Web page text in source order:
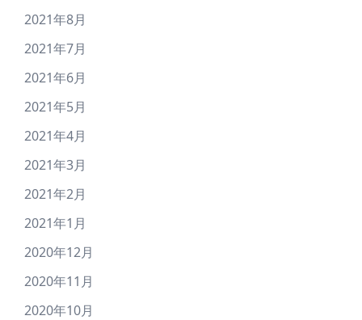
2021年8月
2021年7月
2021年6月
2021年5月
2021年4月
2021年3月
2021年2月
2021年1月
2020年12月
2020年11月
2020年10月